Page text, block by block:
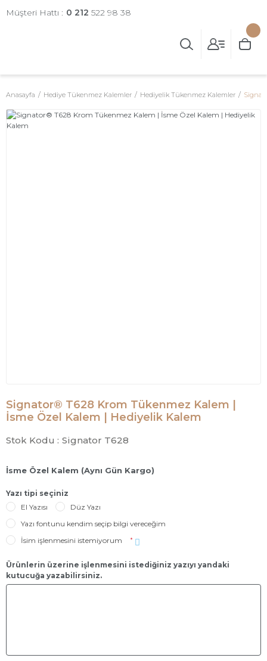
Müşteri Hattı : 0 212 522 98 38
Anasayfa Hediye Tükenmez Kalemler Hediyelik Tükenmez Kalemler
Signator® T628 Krom Tükenmez Kalem |
İsme Özel Kalem | Hediyelik Kalem
Stok Kodu : Signator T628
İsme Özel Kalem (Aynı Gün Kargo)
Yazı tipi seçiniz
El Yazısı
Düz Yazı
Yazı fontunu kendim seçip bilgi vereceğim
İsim işlenmesini istemiyorum
*
Ürünlerin üzerine işlenmesini istediğiniz yazıyı yandaki
kutucuğa yazabilirsiniz.